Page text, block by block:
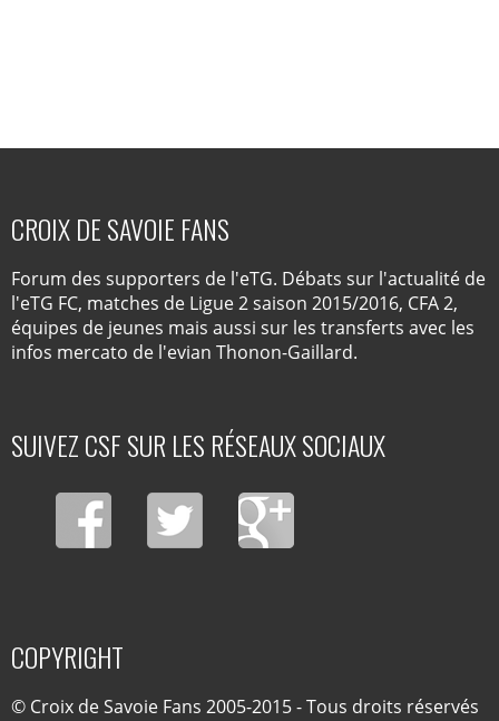
CROIX DE SAVOIE FANS
Forum des supporters de l'eTG. Débats sur l'actualité de
l'eTG FC, matches de Ligue 2 saison 2015/2016, CFA 2,
équipes de jeunes mais aussi sur les transferts avec les
infos mercato de l'evian Thonon-Gaillard.
SUIVEZ CSF SUR LES RÉSEAUX SOCIAUX
COPYRIGHT
© Croix de Savoie Fans 2005-2015 - Tous droits réservés